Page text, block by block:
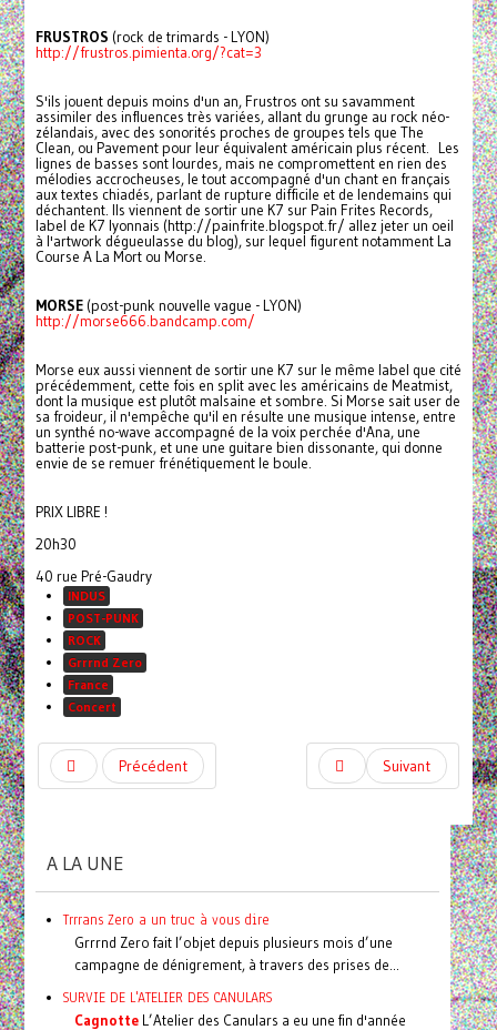
FRUSTROS (rock de trimards - LYON)
http://frustros.pimienta.org/?cat=3
S'ils jouent depuis moins d'un an, Frustros ont su savamment
assimiler des influences très variées, allant du grunge au rock néo-
zélandais, avec des sonorités proches de groupes tels que The
Clean, ou Pavement pour leur équivalent américain plus récent. Les
lignes de basses sont lourdes, mais ne compromettent en rien des
mélodies accrocheuses, le tout accompagné d'un chant en français
aux textes chiadés, parlant de rupture difficile et de lendemains qui
déchantent. Ils viennent de sortir une K7 sur Pain Frites Records,
label de K7 lyonnais (http://painfrite.blogspot.fr/ allez jeter un oeil
à l'artwork dégueulasse du blog), sur lequel figurent notamment La
Course A La Mort ou Morse.
MORSE(post-punk nouvelle vague - LYON)
http://morse666.bandcamp.com/
Morse eux aussi viennent de sortir une K7 sur le même label que cité
précédemment, cette fois en split avec les américains de Meatmist,
dont la musique est plutôt malsaine et sombre. Si Morse sait user de
sa froideur, il n'empêche qu'il en résulte une musique intense, entre
un synthé no-wave accompagné de la voix perchée d'Ana, une
batterie post-punk, et une une guitare bien dissonante, qui donne
envie de se remuer frénétiquement le boule.
PRIX LIBRE !
20h30
40 rue Pré-Gaudry
INDUS
POST-PUNK
ROCK
Grrrnd Zero
France
Concert
Précédent Suivant
A LA UNE
Trrrans Zero a un truc à vous dire
Grrrnd Zero fait l’objet depuis plusieurs mois d’une
campagne de dénigrement, à travers des prises de...
SURVIE DE L'ATELIER DES CANULARS
CagnotteL’Atelier des Canulars a eu une fin d'année